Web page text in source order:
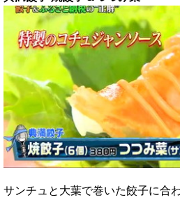
サンチュと大葉で巻いた餃子に合